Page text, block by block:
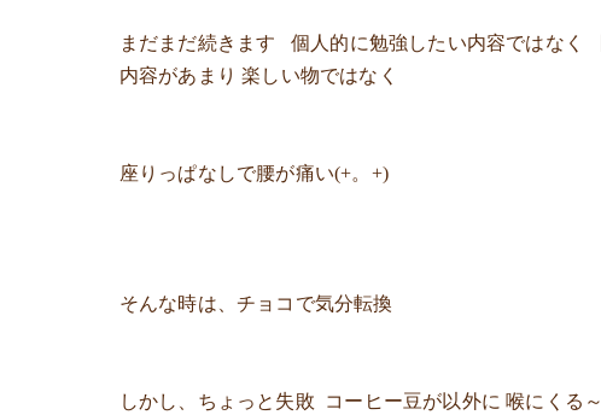
まだまだ続きます 個人的に勉強したい内容ではなく
内容があまり 楽しい物ではなく
座りっぱなしで腰が痛い(+。+)
そんな時は、チョコで気分転換
しかし、ちょっと失敗 コーヒー豆が以外に 喉にくる